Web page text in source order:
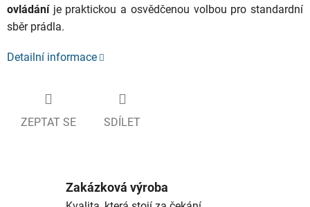
ovládáníje praktickou a osvědčenou volbou pro standardní
sběr prádla.
Detailní informace
ZEPTAT SE SDÍLET
Zakázková výroba